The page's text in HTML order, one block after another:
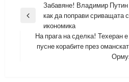
Навигация
Previous
Забавяне! Владимир Путин
как да поправи сриващата
икономика
Next
На прага на сделка! Техеран
пусне корабите през